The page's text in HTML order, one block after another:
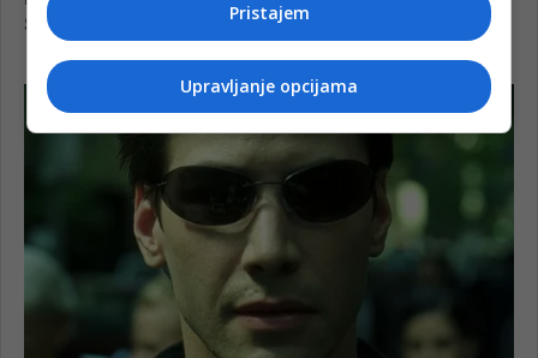
Pristajem
Upravljanje opcijama